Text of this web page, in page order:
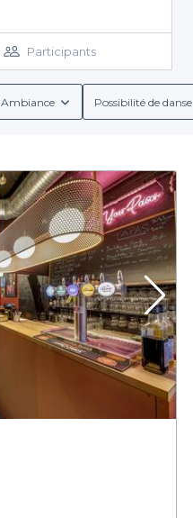
Participants
Ambiance Possibilité de